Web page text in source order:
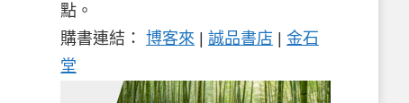
點。
購書連結： 博客來 | 誠品書店 | 金石
堂